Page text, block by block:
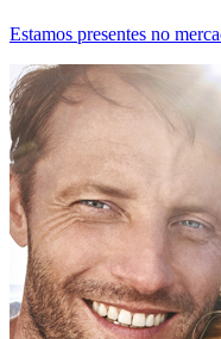
Estamos presentes no